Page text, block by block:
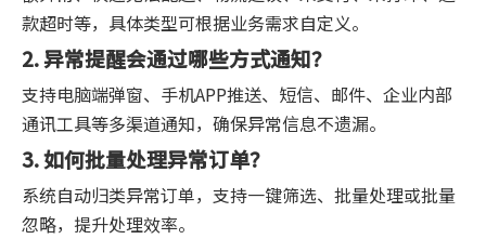
款超时等，具体类型可根据业务需求自定义。
2. 异常提醒会通过哪些方式通知？
支持电脑端弹窗、手机APP推送、短信、邮件、企业内部
通讯工具等多渠道通知，确保异常信息不遗漏。
3. 如何批量处理异常订单？
系统自动归类异常订单，支持一键筛选、批量处理或批量
忽略，提升处理效率。